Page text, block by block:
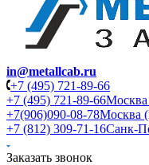
in@metallcab.ru
+7 (495) 721-89-66
+7 (495) 721-89-66
+7(906)090-08-78Москва
+7 (812) 309-71-16Санк-
Заказать звонок